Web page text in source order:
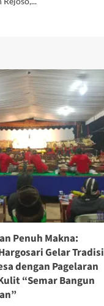
Penuh Makna:
Gelar Tradisi
dengan Pagelaran
“Semar Bangun